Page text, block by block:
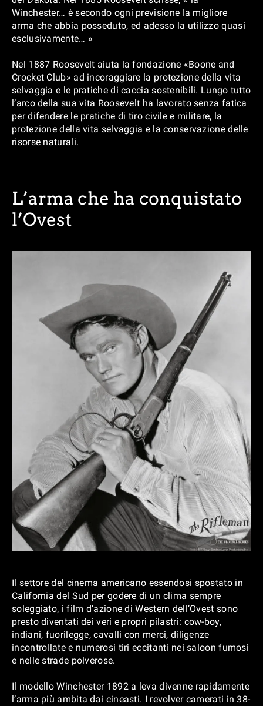
Winchester… è secondo ogni previsione la migliore
arma che abbia posseduto, ed adesso la utilizzo quasi
esclusivamente… »
Nel 1887 Roosevelt aiuta la fondazione «Boone and
Crocket Club» ad incoraggiare la protezione della vita
selvaggia e le pratiche di caccia sostenibili. Lungo tutto
l’arco della sua vita Roosevelt ha lavorato senza fatica
per difendere le pratiche di tiro civile e militare, la
protezione della vita selvaggia e la conservazione delle
risorse naturali.
L’arma che ha conquistato
l’Ovest
Il settore del cinema americano essendosi spostato in
California del Sud per godere di un clima sempre
soleggiato, i film d’azione di Western dell’Ovest sono
presto diventati dei veri e propri pilastri: cow-boy,
indiani, fuorilegge, cavalli con merci, diligenze
incontrollate e numerosi tiri eccitanti nei saloon fumosi
e nelle strade polverose.
Il modello Winchester 1892 a leva divenne rapidamente
l’arma più ambita dai cineasti. I revolver camerati in 38-